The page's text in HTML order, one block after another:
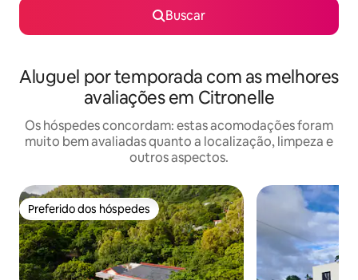
Buscar
Aluguel por temporada com as melhores
avaliações em Citronelle
Os hóspedes concordam: estas acomodações foram
muito bem avaliadas quanto a localização, limpeza e
outros aspectos.
Preferido dos hóspedes
Preferido dos hóspedes